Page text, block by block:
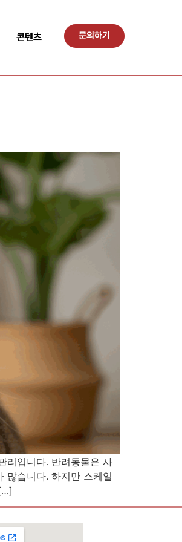
콘텐츠 문의하기
리입니다. 반려동물은 사
많습니다. 하지만 스케일